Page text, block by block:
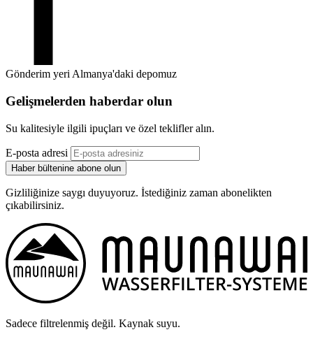
Gönderim yeri Almanya'daki depomuz
Gelişmelerden haberdar olun
Su kalitesiyle ilgili ipuçları ve özel teklifler alın.
E-posta adresi
Haber bültenine abone olun
Gizliliğinize saygı duyuyoruz. İstediğiniz zaman abonelikten
çıkabilirsiniz.
Sadece filtrelenmiş değil. Kaynak suyu.